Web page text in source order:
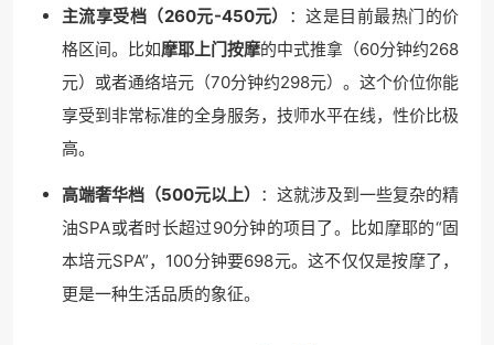
主流享受档（260元-450元）
：这是目前最热门的价
格区间。比如摩耶上门按摩的中式推拿（60分钟约268
元）或者通络培元（70分钟约298元）。这个价位你能
享受到非常标准的全身服务，技师水平在线，性价比极
高。
高端奢华档（500元以上） ：这就涉及到一些复杂的精
油SPA或者时长超过90分钟的项目了。比如摩耶的“固
本培元SPA”，100分钟要698元。这不仅仅是按摩了，
更是一种生活品质的象征。